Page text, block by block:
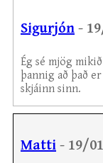
Sigurjón -
Ég sé mjög
þannig að það
skjáinn sinn.
Matti - 19/